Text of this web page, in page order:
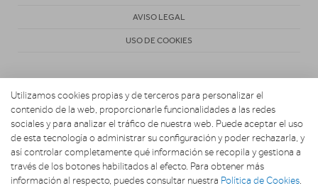
AVISO LEGAL
USO DE COOKIES
Copyright 2026. EL UNIVERSO DE LA COCINA
Utilizamos cookies propias y de terceros para personalizar el
contenido de la web, proporcionarle funcionalidades a las redes
sociales y para analizar el tráfico de nuestra web. Puede aceptar el uso
de esta tecnología o administrar su configuración y poder rechazarla, y
así controlar completamente qué información se recopila y gestiona a
través de los botones habilitados al efecto. Para obtener más
información al respecto, puedes consultar nuestra Política de Cookies.